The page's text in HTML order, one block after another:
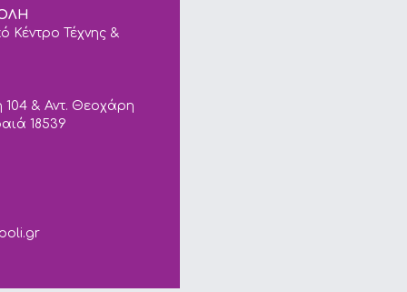
Κέντρο Τέχνης &
104 & Αντ. Θεοχάρη
18539